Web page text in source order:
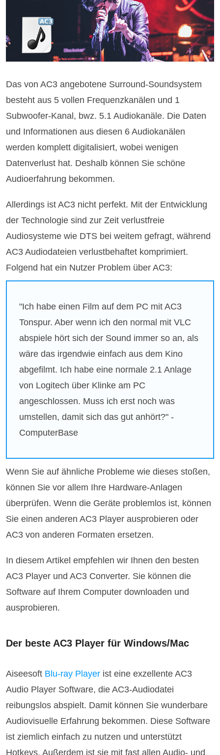
Das von AC3 angebotene Surround-Soundsystem
besteht aus 5 vollen Frequenzkanälen und 1
Subwoofer-Kanal, bwz. 5.1 Audiokanäle. Die Daten
und Informationen aus diesen 6 Audiokanälen
werden komplett digitalisiert, wobei wenigen
Datenverlust hat. Deshalb können Sie schöne
Audioerfahrung bekommen.
Allerdings ist AC3 nicht perfekt. Mit der Entwicklung
der Technologie sind zur Zeit verlustfreie
Audiosysteme wie DTS bei weitem gefragt, während
AC3 Audiodateien verlustbehaftet komprimiert.
Folgend hat ein Nutzer Problem über AC3:
"Ich habe einen Film auf dem PC mit AC3
Tonspur. Aber wenn ich den normal mit VLC
abspiele hört sich der Sound immer so an, als
wäre das irgendwie einfach aus dem Kino
abgefilmt. Ich habe eine normale 2.1 Anlage
von Logitech über Klinke am PC
angeschlossen. Muss ich erst noch was
umstellen, damit sich das gut anhört?" -
ComputerBase
Wenn Sie auf ähnliche Probleme wie dieses stoßen,
können Sie vor allem Ihre Hardware-Anlagen
überprüfen. Wenn die Geräte problemlos ist, können
Sie einen anderen AC3 Player ausprobieren oder
AC3 von anderen Formaten ersetzen.
In diesem Artikel empfehlen wir Ihnen den besten
AC3 Player und AC3 Converter. Sie können die
Software auf Ihrem Computer downloaden und
ausprobieren.
Der beste AC3 Player für Windows/Mac
Aiseesoft Blu-ray Player ist eine exzellente AC3
Audio Player Software, die AC3-Audiodatei
reibungslos abspielt. Damit können Sie wunderbare
Audiovisuelle Erfahrung bekommen. Diese Software
ist ziemlich einfach zu nutzen und unterstützt
Hotkeys. Außerdem ist sie mit fast allen Audio- und